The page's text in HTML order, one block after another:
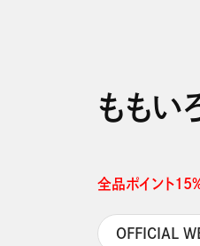
ももい
全品ポイント
OFFICIAL